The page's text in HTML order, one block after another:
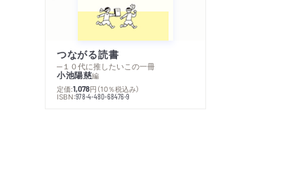
つながる読書
─１０代に推したいこの一冊
小池陽慈編
定価:1,078円 （10％税込み）
ISBN:978-4-480-68476-9